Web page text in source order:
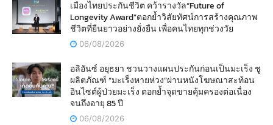
เมืองไทยประกันชีวิต คว้ารางวัล“Future of
Longevity Award”ตอกย้ำวิสัยทัศน์การสร้างคุณภาพ
ชีวิตที่ยืนยาวอย่างยั่งยืน เพื่อคนไทยทุกช่วงวัย
06/08/2026
อลิอันซ์ อยุธยา ชวนวางแผนประกันก่อนเป็นมะเร็ง ชู
ผลิตภัณฑ์ “มะเร็งหายห่วง”ผ่านหนังโฆษณาสะท้อน
อินไซต์ผู้ป่วยมะเร็ง ตอกย้ำจุดขายคุ้มครองต่อเนื่อง
จนถึงอายุ 85 ปี
06/08/2026